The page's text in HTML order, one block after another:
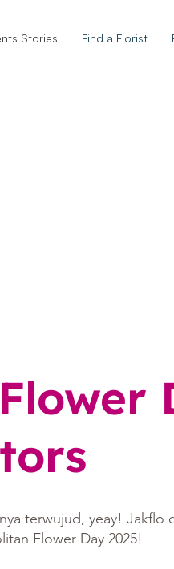
Stories Find a Florist
terwujud, yeay! Jakflo
Flower Day 2025!